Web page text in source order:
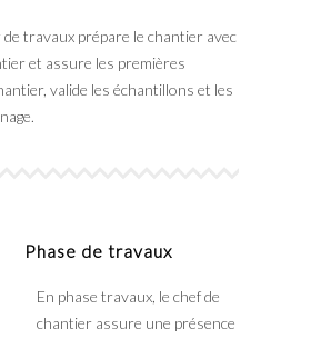
travaux prépare le chantier avec
et assure les premières
valide les échantillons et les
Phase de travaux
En phase travaux, le chef de
chantier assure une présence